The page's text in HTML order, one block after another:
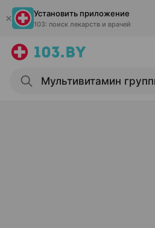
Установить приложение
103: поиск лекарств и врачей